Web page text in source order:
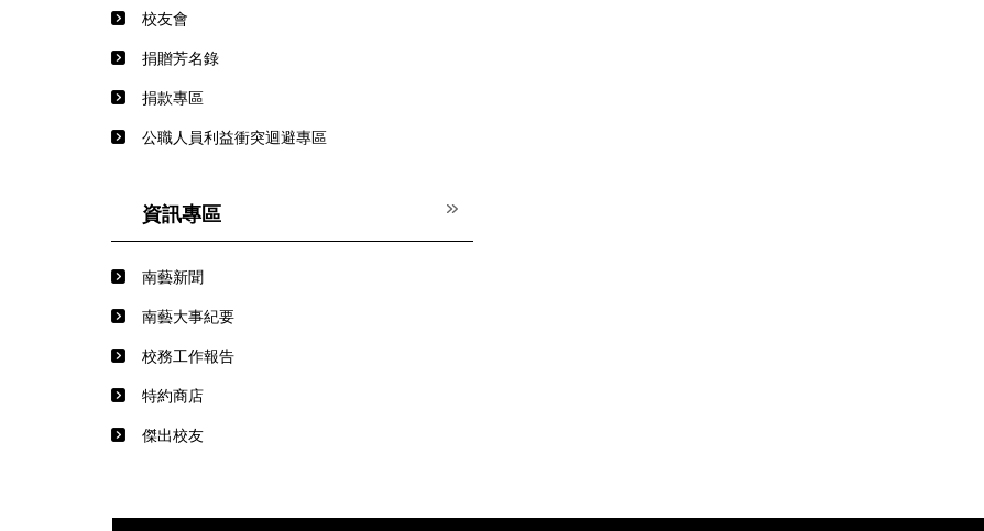
校友會
捐贈芳名錄
捐款專區
公職人員利益衝突迴避專區
資訊專區
南藝新聞
南藝大事紀要
校務工作報告
特約商店
傑出校友